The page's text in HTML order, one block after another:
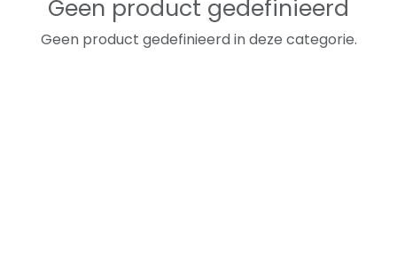
Geen product gedefinieerd
Geen product gedefinieerd in deze categorie.